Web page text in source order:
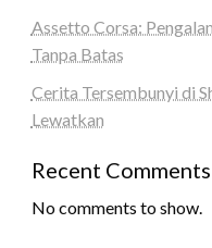
Assetto Corsa:
Tanpa Batas
Cerita Tersembunyi di
Lewatkan
Recent Comments
No comments to show.